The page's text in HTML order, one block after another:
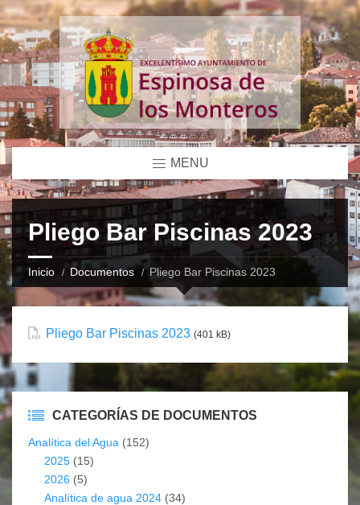
MENU
Pliego Bar Piscinas 2023
Inicio Documentos Pliego Bar Piscinas 2023
Pliego Bar Piscinas 2023 (401 kB)
CATEGORÍAS DE DOCUMENTOS
Analítica del Agua (152)
2025 (15)
2026 (5)
Analítica de agua 2024 (34)